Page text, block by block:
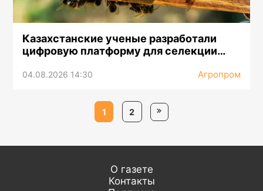
Казахстанские ученые разработали
цифровую платформу для селекции
04.08.2026 14:30 Агропром
1 2
О газете
Контакты